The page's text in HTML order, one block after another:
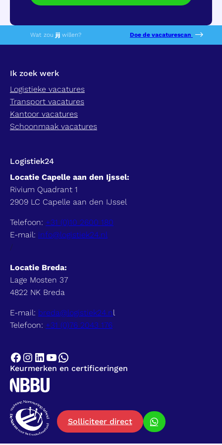
Solliciteer direct
Logistiek24.
Wat zou jijwillen? Doe de vacaturescan
Ik zoek werk
Logistieke vacatures
Transport vacatures
Kantoor vacatures
Schoonmaak vacatures
Logistiek24
Locatie Capelle aan den Ijssel:
Rivium Quadrant 1
2909 LC Capelle aan den IJssel
Telefoon: +31 (0)10 2600 180
E-mail: info@logistiek24.nl
/
Locatie Breda:
Lage Mosten 37
4822 NK Breda
E-mail: breda@logistiek24.nl
Telefoon: +31 (0)76 2043 176
Keurmerken en certificeringen